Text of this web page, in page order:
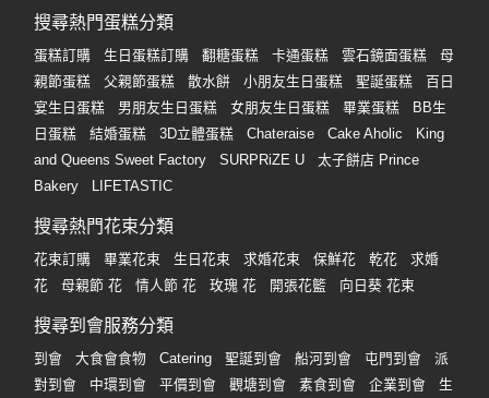
搜尋熱門蛋糕分類
蛋糕訂購 生日蛋糕訂購 翻糖蛋糕 卡通蛋糕 雲石鏡面蛋糕
母
親節蛋糕
父親節蛋糕 散水餅 小朋友生日蛋糕 聖誕蛋糕
百日
宴生日蛋糕
男朋友生日蛋糕 女朋友生日蛋糕 畢業蛋糕
BB生
日蛋糕
結婚蛋糕 3D立體蛋糕 Chateraise Cake Aholic
King
and Queens Sweet Factory
SURPRiZE U
太子餅店 Prince
Bakery
LIFETASTIC
搜尋熱門花束分類
花束訂購 畢業花束 生日花束 求婚花束 保鮮花 乾花
求婚
花
母親節 花 情人節 花 玫瑰 花 開張花籃 向日葵 花束
搜尋到會服務分類
到會 大食會食物 Catering 聖誕到會 船河到會 屯門到會
派
對到會
中環到會 平價到會 觀塘到會 素食到會 企業到會
生